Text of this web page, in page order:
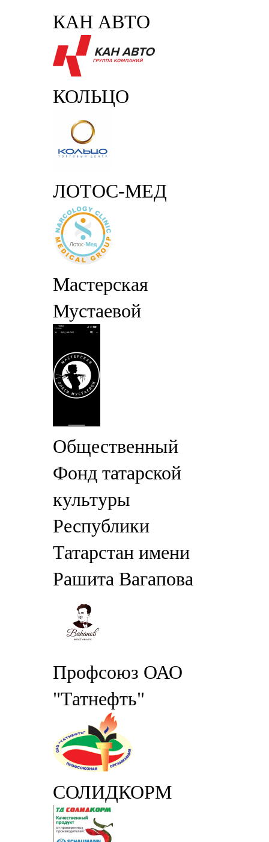
КАН АВТО
КОЛЬЦО
ЛОТОС-МЕД
Мастерская
Мустаевой
Общественный
Фонд татарской
культуры
Республики
Татарстан имени
Рашита Вагапова
Профсоюз ОАО
"Татнефть"
СОЛИДКОРМ